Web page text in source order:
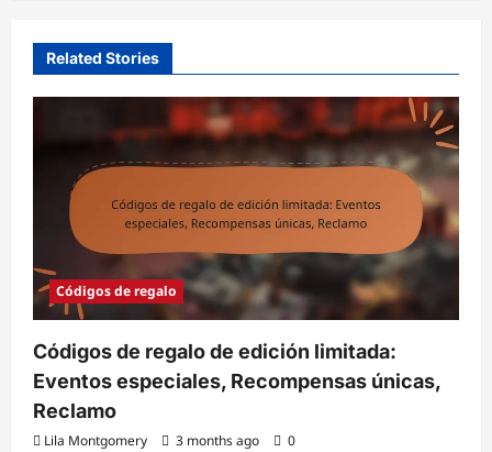
Related Stories
Códigos de regalo
Códigos de regalo de edición limitada:
Eventos especiales, Recompensas únicas,
Reclamo
Lila Montgomery 3 months ago 0